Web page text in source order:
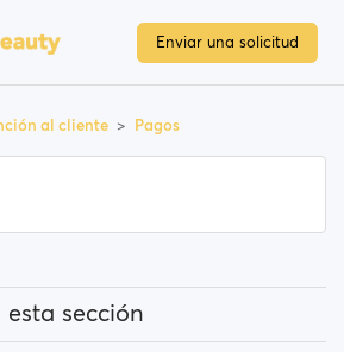
Enviar una solicitud
al cliente Pagos
sección